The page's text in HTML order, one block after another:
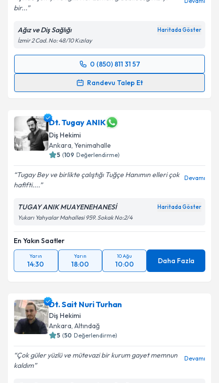
bir...
Ağız ve Diş Sağlığı Haritada Göster
İzmir 2 Cad. No: 48/10 Kızılay
0 (850) 811 31 57
Randevu Talep Et
Randevu Takvimi Talebi
hazırlandığında e-posta ile bilgilendireceğiz.
E-posta Adresiniz
kapsamda işlenmesini kabul ediyorum.
Dt. Tugay ANIK
Diş Hekimi
Ankara, Yenimahalle
5 (109 Değerlendirme)
Tugay Bey ve birlikte çalıştığı Tuğçe Hanımın elleri çok
hafifti....
Devamı
TUGAY ANIK MUAYENEHANESİ Haritada Göster
Yukarı Yahyalar Mahallesi 959. Sokak No:2/4
En Yakın Saatler
Yarın
14:30
Yarın
18:00
10 Ağu
10:00 Daha Fazla
Dt. Sait Nuri Turhan
Diş Hekimi
Ankara, Altındağ
5 (50 Değerlendirme)
Çok güler yüzlü ve mütevazi bir kurum gayet memnun
kaldım
Devamı